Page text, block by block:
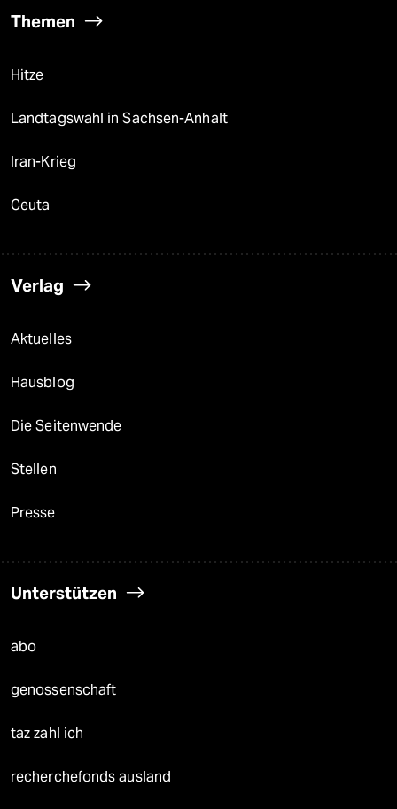
Themen
Hitze
Landtagswahl in Sachsen-Anhalt
Iran-Krieg
Ceuta
Verlag
Aktuelles
Hausblog
Die Seitenwende
Stellen
Presse
Unterstützen
abo
genossenschaft
taz zahl ich
recherchefonds ausland